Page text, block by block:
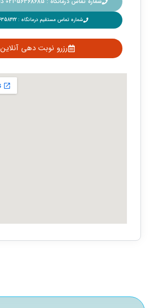
شماره تماس مستقیم درمانگاه : 56358422-021
رزرو نوبت دهی آنلاین